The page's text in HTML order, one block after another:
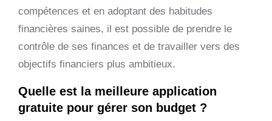
compétences et en adoptant des habitudes
financières saines, il est possible de prendre le
contrôle de ses finances et de travailler vers des
objectifs financiers plus ambitieux.
Quelle est la meilleure application
gratuite pour gérer son budget ?